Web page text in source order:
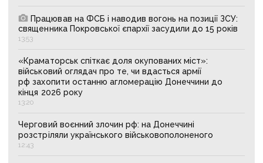
Працював на ФСБ і наводив вогонь на позиції ЗСУ:
священника Покровської єпархії засудили до 15 років
13:53
«Краматорськ спіткає доля окупованих міст»:
військовий оглядач про те, чи вдасться армії
рф захопити останню агломерацію Донеччини до
кінця 2026 року
13:20
Черговий воєнний злочин рф: на Донеччині
розстріляли українського військовополоненого
12:43